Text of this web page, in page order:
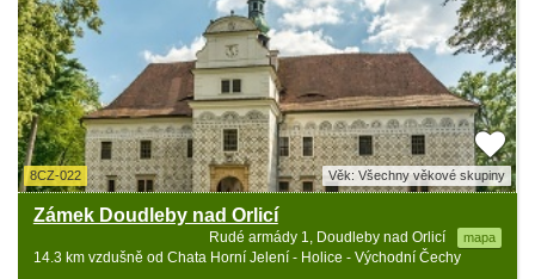
8CZ-022 Věk: Všechny věkové skupiny
Zámek Doudleby nad Orlicí
Rudé armády 1, Doudleby nad Orlicí mapa
14.3 km vzdušně od Chata Horní Jelení - Holice - Východní Čechy